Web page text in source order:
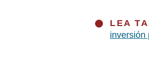
LEA
inversión